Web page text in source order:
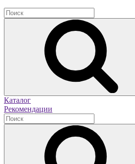
Каталог
Рекомендации